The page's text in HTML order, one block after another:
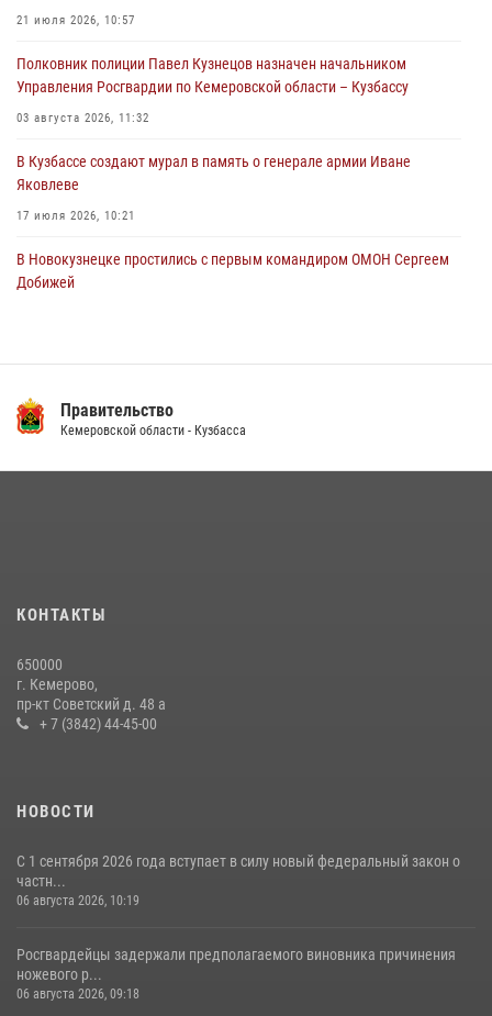
Росгвардейцы в Юрге пресекли попытку проникновения на
21 июля 2026, 10:57
Полковник полиции Павел Кузнецов назначен начальником
Управления Росгвардии по Кемеровской области – Кузбассу
03 августа 2026, 11:32
В Кузбассе создают мурал в память о генерале армии Иване
Яковлеве
17 июля 2026, 10:21
В Новокузнецке простились с первым командиром ОМОН Сергеем
Добижей
14 июля 2026, 08:52 1
20 июля 2026, 08:52
гипермаркета товары на 13 тысяч рублей (ВИДЕО)
16 июля 2026, 06:43
Правительство
Кемеровской области - Кузбасса
КОНТАКТЫ
650000
г. Кемерово,
пр-кт Советский д. 48 а
+ 7 (3842) 44-45-00
НОВОСТИ
С 1 сентября 2026 года вступает в силу новый федеральный закон о
частн...
06 августа 2026, 10:19
Росгвардейцы задержали предполагаемого виновника причинения
ножевого р...
06 августа 2026, 09:18